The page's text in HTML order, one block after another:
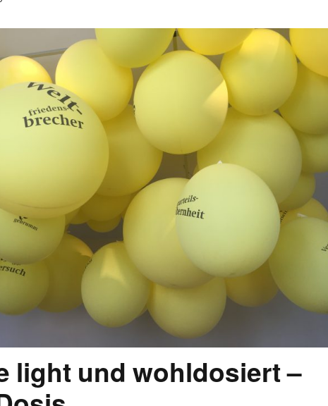
FONTANE UND SCHULE
FONTANE-
FORSCHER*INNEN
LEBENSSTATIONEN
light und wohldosiert –